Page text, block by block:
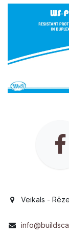
Veikals -